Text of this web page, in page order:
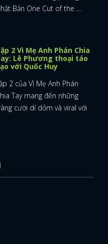
Bản One Cut of the ...
2 Vì Mẹ Anh Phán Chia
Lê Phương thoại táo
với Quốc Huy
2 của Vì Mẹ Anh Phán
Tay mang đến những
cười dí dỏm và viral với